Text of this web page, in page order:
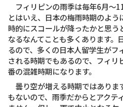
フィリピンの雨季は毎年6月〜
とはいえ、日本の梅雨時期のよ
時的にスコールが降ったかと思う
なるなんてことも多くあります。
るので、多くの日本人留学生が
される時期でもあるので、フィ
番の混雑時期になります。
曇り空が増える時期ではありま
もないので、雨季だからとアクテ